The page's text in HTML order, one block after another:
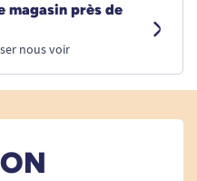
magasin près de
nous voir